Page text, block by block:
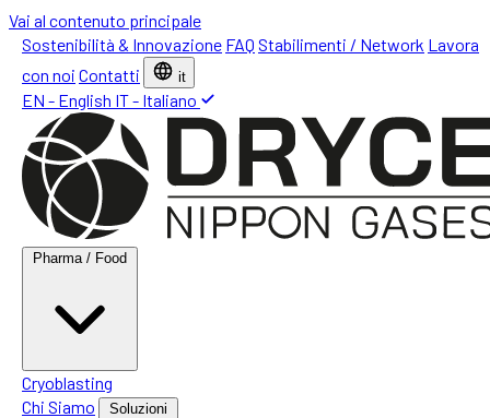
Vai al contenuto principale
Sostenibilità & Innovazione FAQ Stabilimenti / Network Lavora
con noi Contatti it
EN - English IT - Italiano
Pharma / Food
Cryoblasting
Chi Siamo
Soluzioni